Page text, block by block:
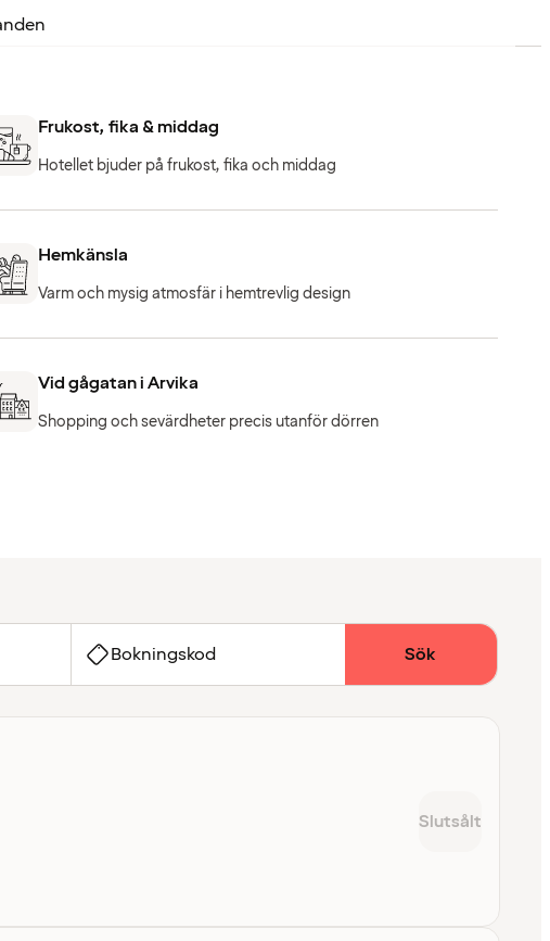
Frukost, fika & middag
Hotellet bjuder på frukost, fika och middag
Hemkänsla
Varm och mysig atmosfär i hemtrevlig design
Vid gågatan i Arvika
Shopping och sevärdheter precis utanför dörren
Bokningskod Sök
Slutsålt